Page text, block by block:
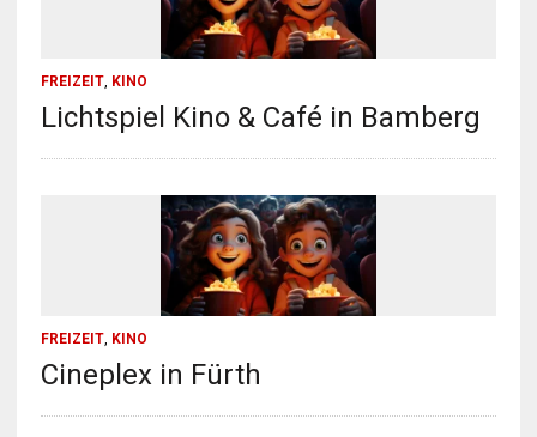
FREIZEIT, KINO
Lichtspiel Kino & Café in Bamberg
FREIZEIT, KINO
Cineplex in Fürth